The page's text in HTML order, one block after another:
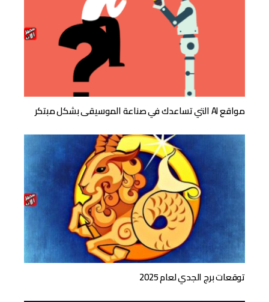
مواقع AI التي تساعدك في صناعة الموسيقى بشكل مبتكر
توقعات برج الجدي لعام 2025